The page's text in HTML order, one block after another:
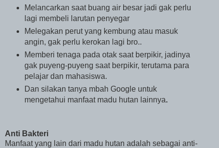
Melancarkan saat buang air besar jadi gak perlu
lagi membeli larutan penyegar
Melegakan perut yang kembung atau masuk
angin, gak perlu kerokan lagi bro..
Memberi tenaga pada otak saat berpikir, jadinya
gak puyeng-puyeng saat berpikir, terutama para
pelajar dan mahasiswa.
Dan silakan tanya mbah Google untuk
mengetahui manfaat madu hutan lainnya.
Anti Bakteri
Manfaat yang lain dari madu hutan adalah sebagai anti-